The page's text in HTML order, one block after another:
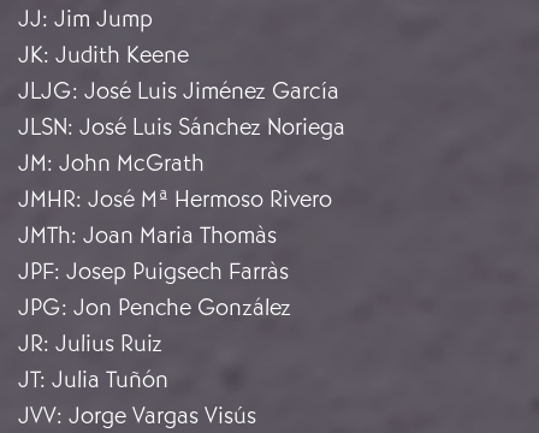
JJ: Jim Jump
JK: Judith Keene
JLJG: José Luis Jiménez García
JLSN: José Luis Sánchez Noriega
JM: John McGrath
JMHR: José Mª Hermoso Rivero
JMTh: Joan Maria Thomàs
JPF: Josep Puigsech Farràs
JPG: Jon Penche González
JR: Julius Ruiz
JT: Julia Tuñón
JVV: Jorge Vargas Visús